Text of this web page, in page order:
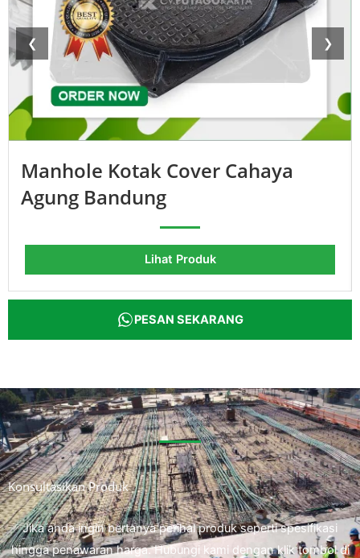
❮ ❯
Manhole Kotak Cover Cahaya
Agung Bandung
Lihat Produk
PESAN SEKARANG
Konsultasikan Produk
Jika anda ingin bertanya perihal produk seperti spesifikasi
hingga penawaran harga. Hubungi kami dengan klik tombol di